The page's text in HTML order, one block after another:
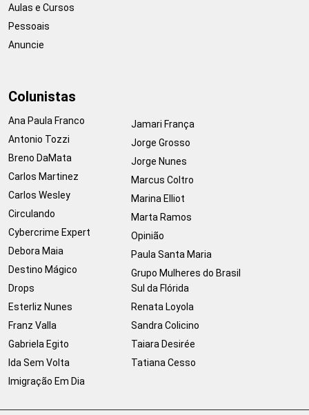
Aulas e Cursos
Pessoais
Anuncie
Colunistas
Ana Paula Franco
Antonio Tozzi
Breno DaMata
Carlos Martinez
Carlos Wesley
Circulando
Cybercrime Expert
Debora Maia
Destino Mágico
Drops
Esterliz Nunes
Franz Valla
Gabriela Egito
Ida Sem Volta
Imigração Em Dia
Jamari França
Jorge Grosso
Jorge Nunes
Marcus Coltro
Marina Elliot
Marta Ramos
Opinião
Paula Santa Maria
Grupo Mulheres do Brasil
Sul da Flórida
Renata Loyola
Sandra Colicino
Taiara Desirée
Tatiana Cesso